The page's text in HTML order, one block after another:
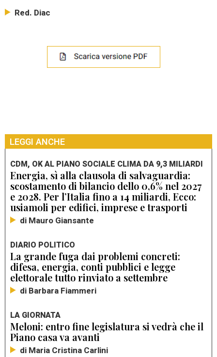
Red. Diac
LEGGI ANCHE
CDM, OK AL PIANO SOCIALE CLIMA DA 9,3 MILIARDI
Energia, sì alla clausola di salvaguardia:
scostamento di bilancio dello 0,6% nel 2027
e 2028. Per l’Italia fino a 14 miliardi, Ecco:
usiamoli per edifici, imprese e trasporti
di Mauro Giansante
DIARIO POLITICO
La grande fuga dai problemi concreti:
difesa, energia, conti pubblici e legge
elettorale tutto rinviato a settembre
di Barbara Fiammeri
LA GIORNATA
Meloni: entro fine legislatura si vedrà che il
Piano casa va avanti
di Maria Cristina Carlini